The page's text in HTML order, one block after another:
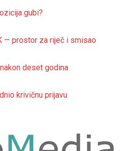
gubi?
— prostor za riječ i smisao
deset godina
krivičnu prijavu